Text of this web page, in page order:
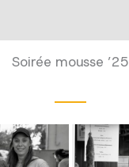
Soirée mousse ’25